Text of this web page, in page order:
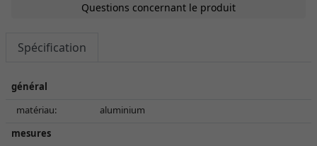
Questions concernant le produit
Spécification
général
matériau:
aluminium
mesures